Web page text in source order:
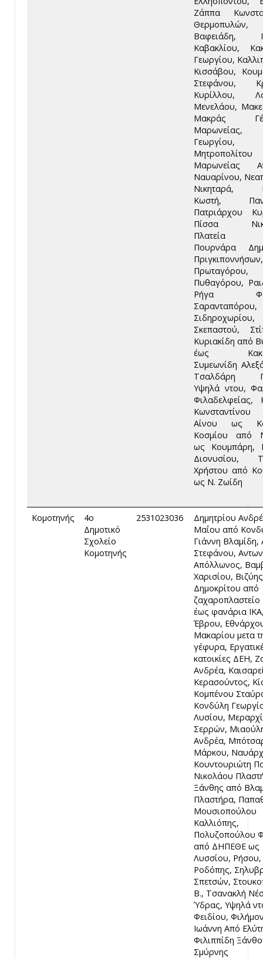
Ζάππα
Θερμοπυλών,
Βαφειάδη,
Καβακλίου,
Γεωργίου,
Κισσάβου,
Στεφάνου,
Κυρίλλου,
Μενελάου,
Μακράς
Γεωργίου,
Μητροπολίτου
Μαρωνείας
Ναυαρίνου,
Νικηταρά,
Κωστή,
Πατριάρχου
Πίσσα
Πλατεία
Πουρνάρα
Πριγκιποννήσων,
Πρωταγόρου,
Πυθαγόρου,
Ρήγα
Σαρανταπόρου,
Σιδηροχωρίου,
Σκεπαστού,
Κυριακίδη από
έως
Συμεωνίδη
Τσαλδάρη
Υψηλά ντου,
Φιλαδελφείας,
Αίνου ως
Κοσμίου από
ως Κουμπάρη,
Διονυσίου,
Χρήστου από
ως Ν. Ζωίδη
Κομοτηνής
4ο
Δημοτικό
Σχολείο
Κομοτηνής
2531023036
Δημητρίου
Μαΐου από
Γιάννη Βλαμίδη,
Στεφάνου,
Απόλλωνος,
Χαρισίου,
Δημοκρίτου από
ζαχαροπλαστείο
έως φανάρια
Έβρου,
Μακαρίου μετα
γέφυρα,
κατοικίες ΔΕΗ,
Ανδρέα,
Κερασούντος,
Κομπένου
Κονδύλη
Λυσίου,
Σερρών,
Ανδρέα,
Μάρκου,
Κουντουριώτη
Νικολάου
Ξάνθης από
Πλαστήρα,
Μουσιοπούλου
Καλλιόπης,
Πολυζοπούλου
από ΔΗΠΕΘΕ ως
Λυσσίου, Ρήσου,
Ροδόπης,
Σπετσών,
Β., Τσανακλή
Ύδρας, Υψηλά
Φειδίου,
Ιωάννη Από
Φιλιππίδη
Σμύρνης